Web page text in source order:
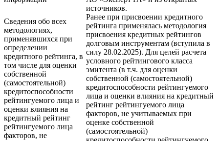
источников.
Сведения обо всех
методологиях,
применявшихся при
определении
кредитного рейтинга, в
том числе для оценки
собственной
(самостоятельной)
кредитоспособности
рейтингуемого лица и
оценки влияния на
кредитный рейтинг
рейтингуемого лица
факторов, не
Ранее при присвоении кредитного
рейтинга применялась методология
присвоения кредитных рейтингов
долговым инструментам (вступила в
силу 28.02.2025). Для целей расчета
условного рейтингового класса
эмитента (в т.ч. для оценки
собственной (самостоятельной)
кредитоспособности рейтингуемого
лица и оценки влияния на кредитный
рейтинг рейтингуемого лица
факторов, не учитываемых при
оценке собственной
(самостоятельной)